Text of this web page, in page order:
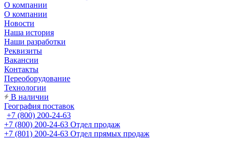
О компании
О компании
Новости
Наша история
Наши разработки
Реквизиты
Вакансии
Контакты
Переоборудование
Технологии
В наличии
География поставок
+7 (800) 200-24-63
+7 (800) 200-24-63 Отдел продаж
+7 (801) 200-24-63 Отдел прямых продаж